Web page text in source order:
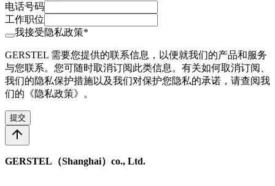
电话号码
工作职位
我接受隐私政策*
GERSTEL 需要您提供的联系信息，以便就我们的产品和服务
与您联系。您可随时取消订阅此类信息。有关如何取消订阅、
我们的隐私保护措施以及我们对保护您隐私的承诺，请查阅我
们的《隐私政策》。
提交
GERSTEL（Shanghai）co., Ltd.